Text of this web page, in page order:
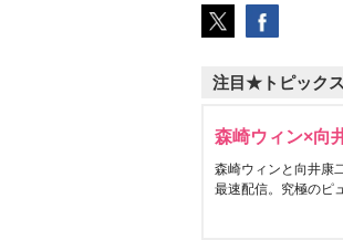
注目★トピックス
森崎ウィン×向
森崎ウィンと向井康
最速配信。究極のピ